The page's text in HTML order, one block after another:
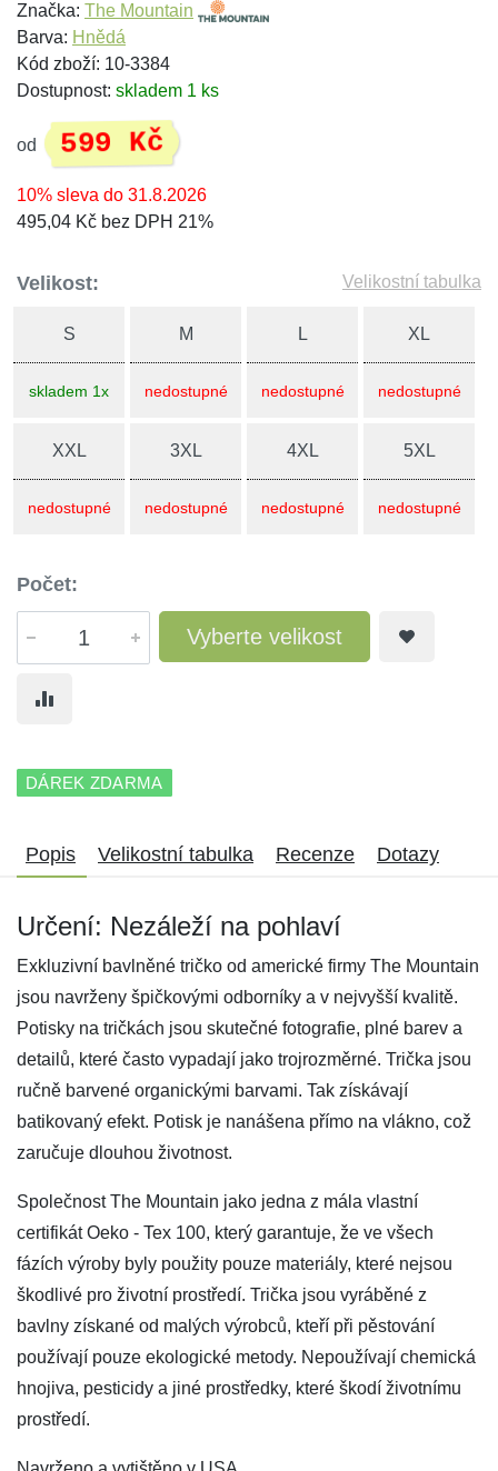
Značka: The Mountain
Barva: Hnědá
Kód zboží: 10-3384
Dostupnost: skladem 1 ks
od 599 Kč
10% sleva do 31.8.2026
495,04 Kč bez DPH 21%
Velikost: Velikostní tabulka
S
skladem 1x
M
nedostupné
L
nedostupné
XL
nedostupné
XXL
nedostupné
3XL
nedostupné
4XL
nedostupné
5XL
nedostupné
Počet:
Vyberte velikost
DÁREK ZDARMA
Popis Velikostní tabulka Recenze Dotazy
Určení: Nezáleží na pohlaví
Exkluzivní bavlněné tričko od americké firmy The Mountain
jsou navrženy špičkovými odborníky a v nejvyšší kvalitě.
Potisky na tričkách jsou skutečné fotografie, plné barev a
detailů, které často vypadají jako trojrozměrné. Trička jsou
ručně barvené organickými barvami. Tak získávají
batikovaný efekt. Potisk je nanášena přímo na vlákno, což
zaručuje dlouhou životnost.
Společnost The Mountain jako jedna z mála vlastní
certifikát Oeko - Tex 100, který garantuje, že ve všech
fázích výroby byly použity pouze materiály, které nejsou
škodlivé pro životní prostředí. Trička jsou vyráběné z
bavlny získané od malých výrobců, kteří při pěstování
používají pouze ekologické metody. Nepoužívají chemická
hnojiva, pesticidy a jiné prostředky, které škodí životnímu
prostředí.